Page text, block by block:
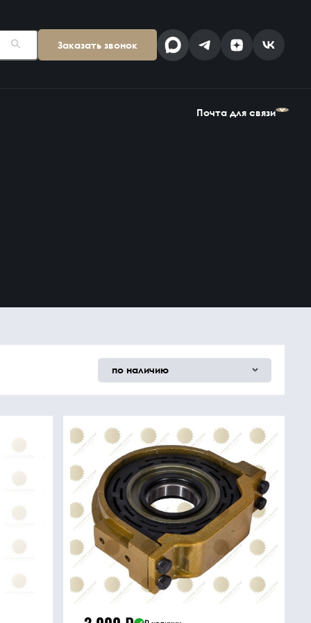
Заказать звонок
info@snab-v.ru
Найти
Почта для связи
по наличию